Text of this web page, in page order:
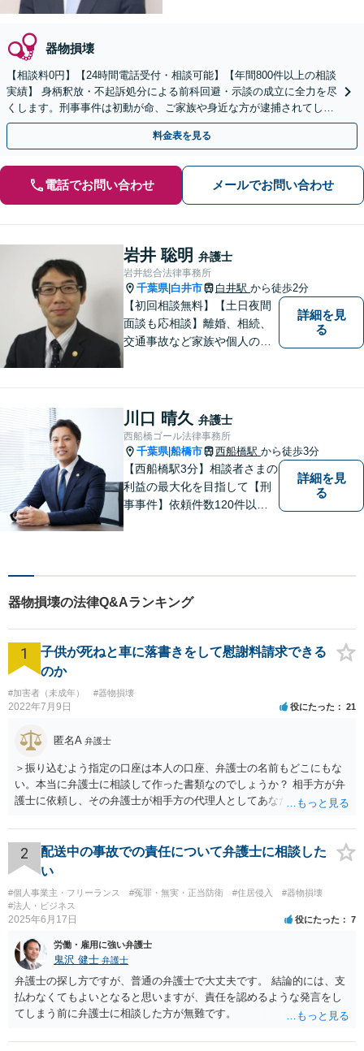
器物損壊
【相談料0円】【24時間電話受付・相談可能】【年間800件以上の相談
実績】 身柄釈放・不起訴処分による前科回避・示談の成立に全力を尽
くします。刑事事件は初動が命、ご家族や身近な方が逮捕されてしま
ったら一刻も早くお電話ください。
料金表を見る
電話でお問い合わせ メールでお問い合わせ
岩井 聡明 弁護士
岩井総合法律事務所
千葉県| 白井市 白井駅 から徒歩2分
【初回相談無料】【土日夜間
面談も応相談】離婚、相続、
交通事故など家族や個人のト
を聞き、具体的な解決案をご
提案させていただきます。
詳細を見
る
川口 晴久 弁護士
西船橋ゴール法律事務所
千葉県|船橋市 西船橋駅 から徒歩3分
【西船橋駅3分】相談者さまの
利益の最大化を目指して【刑
事事件】依頼件数120件以
豊富な対応実績。セカンドオ
ピニオンも可能です【初回相
談無料】【夜間／土日祝日対
応可】
詳細を見
る
器物損壊の法律Q&Aランキング
1
子供が死ねと車に落書きをして慰謝料請求できる
のか
#加害者（未成年） #器物損壊
2022年7月9日 役にたった 21
匿名A 弁護士
＞振り込むよう指定の口座は本人の口座、弁護士の名前もどこにもな
い。本当に弁護士に相談して作った書類なのでしょうか？ 相手方が弁
護士に依頼し、その弁護士が相手方の代理人としてあなたと交渉し、
るかと思いますが、「弁護士に相談して作成」しただけであれば、弁
護士の名前は出てきません。 ＞慰謝料（死ねと書かれ精神的苦痛生活
に支障をきたした） ＞車の修理代 ＞監視カメラ代 のうち、修理代の
いくら請求されているのでしょうか？
2
配送中の事故での責任について弁護士に相談した
い
#個人事業主・フリーランス #冤罪・無実・正当防衛 #住居侵入
#器物損壊
#法人・ビジネス
2025年6月17日 役にたった 7
労働・雇用に強い弁護士
鬼沢 健士 弁護士
弁護士の探し方ですが、普通の弁護士で大丈夫です。 結論的には、支
払わなくてもよいとなると思いますが、責任を認めるような発言をし
てしまう前に弁護士に相談した方が無難です。